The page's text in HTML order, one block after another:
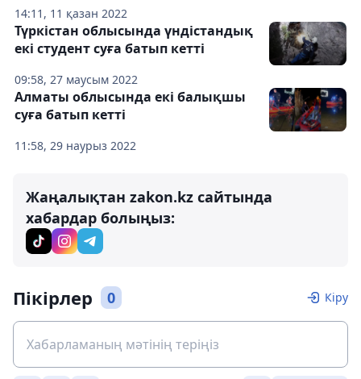
14:11, 11 қазан 2022
09:58, 27 маусым 2022
Түркістан облысында үндістандық
екі студент суға батып кетті
11:58, 29 наурыз 2022
Алматы облысында екі балықшы
суға батып кетті
Жаңалықтан zakon.kz сайтында
хабардар болыңыз:
Пікірлер 0 Кіру